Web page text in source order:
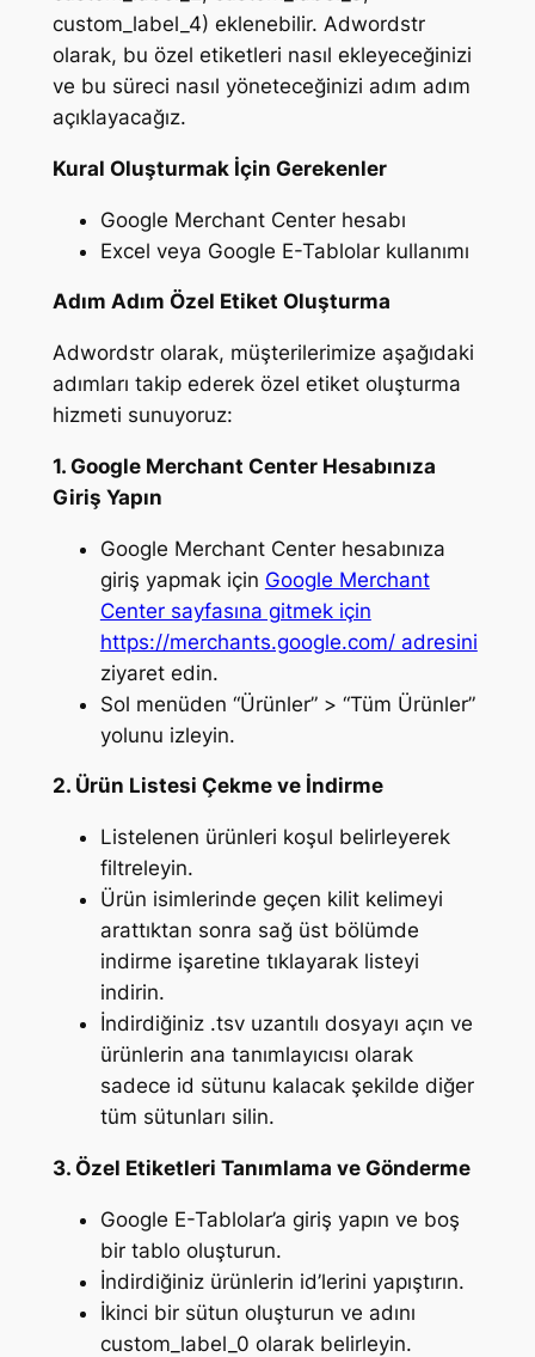
custom_label_4) eklenebilir. Adwordstr
olarak, bu özel etiketleri nasıl ekleyeceğinizi
ve bu süreci nasıl yöneteceğinizi adım adım
açıklayacağız.
Kural Oluşturmak İçin Gerekenler
Google Merchant Center hesabı
Excel veya Google E-Tablolar kullanımı
Adım Adım Özel Etiket Oluşturma
Adwordstr olarak, müşterilerimize aşağıdaki
adımları takip ederek özel etiket oluşturma
hizmeti sunuyoruz:
1. Google Merchant Center Hesabınıza
Giriş Yapın
Google Merchant Center hesabınıza
giriş yapmak için Google Merchant
Center sayfasına gitmek için
https://merchants.google.com/ adresini
ziyaret edin.
Sol menüden “Ürünler” > “Tüm Ürünler”
yolunu izleyin.
2. Ürün Listesi Çekme ve İndirme
Listelenen ürünleri koşul belirleyerek
filtreleyin.
Ürün isimlerinde geçen kilit kelimeyi
arattıktan sonra sağ üst bölümde
indirme işaretine tıklayarak listeyi
indirin.
İndirdiğiniz .tsv uzantılı dosyayı açın ve
ürünlerin ana tanımlayıcısı olarak
sadece id sütunu kalacak şekilde diğer
tüm sütunları silin.
3. Özel Etiketleri Tanımlama ve Gönderme
Google E-Tablolar’a giriş yapın ve boş
bir tablo oluşturun.
İndirdiğiniz ürünlerin id’lerini yapıştırın.
İkinci bir sütun oluşturun ve adını
custom_label_0 olarak belirleyin.